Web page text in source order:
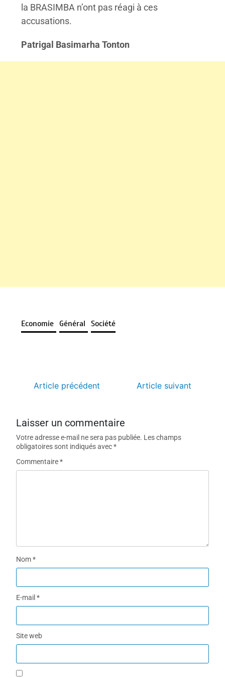
la BRASIMBA n’ont pas réagi à ces
accusations.
Patrigal Basimarha Tonton
Economie Général Société
Article précédent Article suivant
Laisser un commentaire
Votre adresse e-mail ne sera pas publiée. Les champs
obligatoires sont indiqués avec*
Commentaire*
Nom*
E-mail*
Site web